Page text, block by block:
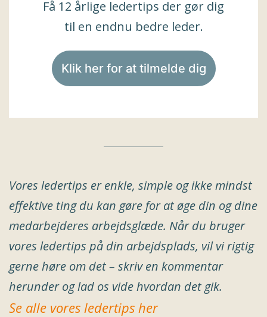
Få 12 årlige ledertips der gør dig
til en endnu bedre leder.
Klik her for at tilmelde dig
Vores ledertips er enkle, simple og ikke mindst
effektive ting du kan gøre for at øge din og dine
medarbejderes arbejdsglæde. Når du bruger
vores ledertips på din arbejdsplads, vil vi rigtig
gerne høre om det – skriv en kommentar
herunder og lad os vide hvordan det gik.
Se alle vores ledertips her